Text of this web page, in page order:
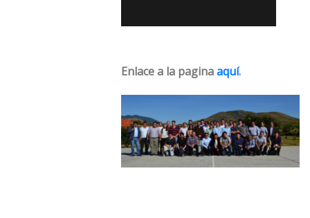
Enlace a la paginaaquí.